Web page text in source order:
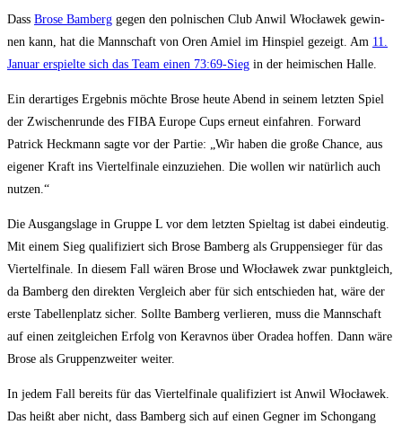
Dass Bro­se Bam­berg gegen den pol­ni­schen Club Anwil Włocła­wek gewin­
nen kann, hat die Mann­schaft von Oren Amiel im Hin­spiel gezeigt. Am 11.
Janu­ar erspiel­te sich das Team einen 73:69-Sieg in der hei­mi­schen Halle.
Ein der­ar­ti­ges Ergeb­nis möch­te Bro­se heu­te Abend in sei­nem letz­ten Spiel
der Zwi­schen­run­de des FIBA Euro­pe Cups erneut ein­fah­ren. For­ward
Patrick Heck­mann sag­te vor der Par­tie: „Wir haben die gro­ße Chan­ce, aus
eige­ner Kraft ins Vier­tel­fi­na­le ein­zu­zie­hen. Die wol­len wir natür­lich auch
nutzen.“
Die Aus­gangs­la­ge in Grup­pe L vor dem letz­ten Spiel­tag ist dabei ein­deu­tig.
Mit einem Sieg qua­li­fi­ziert sich Bro­se Bam­berg als Grup­pen­sie­ger für das
Vier­tel­fi­na­le. In die­sem Fall wären Bro­se und Włocła­wek zwar punkt­gleich,
da Bam­berg den direk­ten Ver­gleich aber für sich ent­schie­den hat, wäre der
ers­te Tabel­len­platz sicher. Soll­te Bam­berg ver­lie­ren, muss die Mann­schaft
auf einen zeit­glei­chen Erfolg von Kerav­nos über Ora­dea hof­fen. Dann wäre
Bro­se als Grup­pen­zwei­ter weiter.
In jedem Fall bereits für das Vier­tel­fi­na­le qua­li­fi­ziert ist Anwil Włocła­wek.
Das heißt aber nicht, dass Bam­berg sich auf einen Geg­ner im Schon­gang